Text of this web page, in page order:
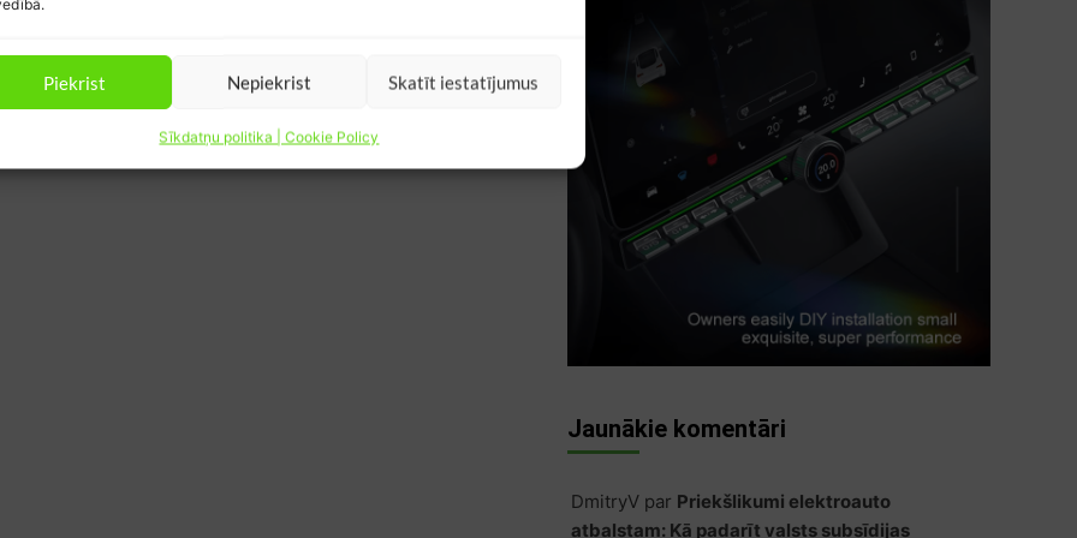
Piekrist Nepiekrist Skatīt iestatījumus
Sīkdatņu politika | Cookie Policy
Jaunākie komentāri
DmitryVpar Priekšlikumi elektroauto
atbalstam: Kā padarīt valsts subsīdijas